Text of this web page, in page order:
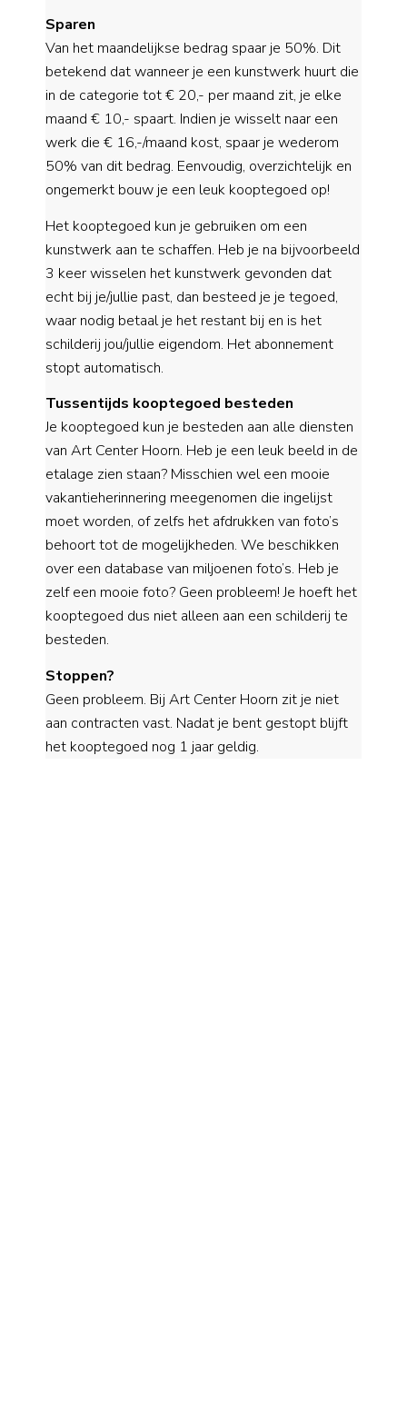
Sparen
Van het maandelijkse bedrag spaar je 50%. Dit
betekend dat wanneer je een kunstwerk huurt die
in de categorie tot € 20,- per maand zit, je elke
maand € 10,- spaart. Indien je wisselt naar een
werk die € 16,-/maand kost, spaar je wederom
50% van dit bedrag. Eenvoudig, overzichtelijk en
ongemerkt bouw je een leuk kooptegoed op!
Het kooptegoed kun je gebruiken om een
kunstwerk aan te schaffen. Heb je na bijvoorbeeld
3 keer wisselen het kunstwerk gevonden dat
echt bij je/jullie past, dan besteed je je tegoed,
waar nodig betaal je het restant bij en is het
schilderij jou/jullie eigendom. Het abonnement
stopt automatisch.
Tussentijds kooptegoed besteden
Je kooptegoed kun je besteden aan alle diensten
van Art Center Hoorn. Heb je een leuk beeld in de
etalage zien staan? Misschien wel een mooie
vakantieherinnering meegenomen die ingelijst
moet worden, of zelfs het afdrukken van foto’s
behoort tot de mogelijkheden. We beschikken
over een database van miljoenen foto’s. Heb je
zelf een mooie foto? Geen probleem! Je hoeft het
kooptegoed dus niet alleen aan een schilderij te
besteden.
Stoppen?
Geen probleem. Bij Art Center Hoorn zit je niet
aan contracten vast. Nadat je bent gestopt blijft
het kooptegoed nog 1 jaar geldig.